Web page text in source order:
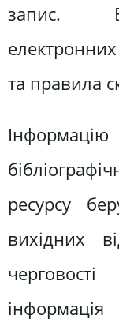
запис.
та правила
ресурсу
вихідних